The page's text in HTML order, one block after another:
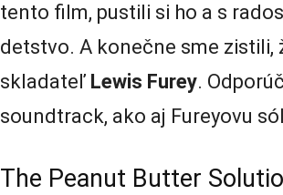
tento film, pustili si ho a s
detstvo. A konečne sme zistili,
skladateľ Lewis Furey.
soundtrack, ako aj Fureyovu
The Peanut Butter